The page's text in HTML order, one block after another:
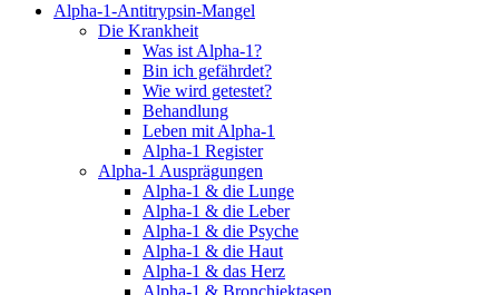
Alpha-1-Antitrypsin-Mangel
Die Krankheit
Was ist Alpha-1?
Bin ich gefährdet?
Wie wird getestet?
Behandlung
Leben mit Alpha-1
Alpha-1 Register
Alpha-1 Ausprägungen
Alpha-1 & die Lunge
Alpha-1 & die Leber
Alpha-1 & die Psyche
Alpha-1 & die Haut
Alpha-1 & das Herz
Alpha-1 & Bronchiektasen